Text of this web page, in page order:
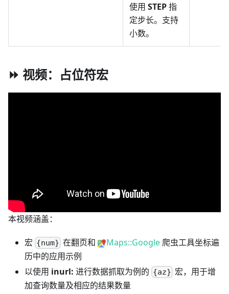
使用 STEP指
定步长。支持
小数。
⏩ 视频：占位符宏
本视频涵盖：
宏 {num} 在翻页和 Maps::Google 爬虫工具坐标遍
历中的应用示例
以使用 inurl: 进行数据抓取为例的 {az} 宏，用于增
加查询数量及相应的结果数量